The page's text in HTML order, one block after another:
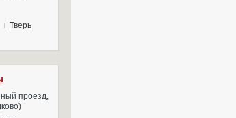
Тверь
проезд,